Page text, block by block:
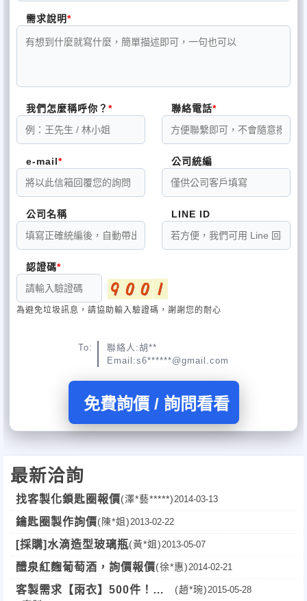
需求說明
我們怎麼稱呼你？ 聯絡電話
e-mail 公司統編
公司名稱 LINE ID
認證碼
為避免垃圾訊息，請協助輸入驗證碼，謝謝您的耐心
To:
聯絡人:胡**
Email:s6******@gmail.com
免費詢價 / 詢問看看
最新洽詢
找客製化鎖匙圈報價(澤*藝*****)2014-03-13
鑰匙圈製作詢價(陳*姐)2013-02-22
[採購]水滴造型玻璃瓶(黃*姐)2013-05-07
醴泉紅麴葡萄酒，詢價報價(徐*惠)2014-02-21
客製需求【雨衣】500件！全
(趙*琬)2015-05-28